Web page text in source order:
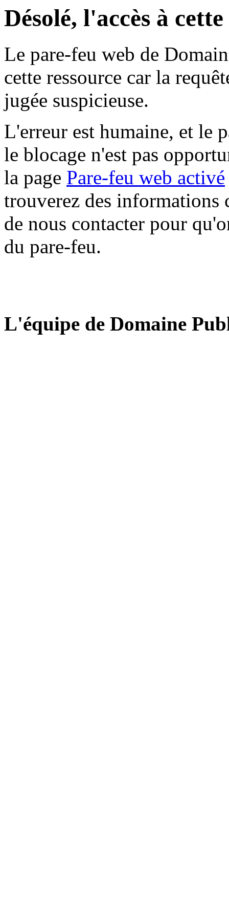
Désolé, l'accès à
Le pare-feu web de
cette ressource car la
jugée suspicieuse.
L'erreur est humaine, et le
le blocage n'est pas
la page Pare-feu web activé
trouverez des informations
de nous contacter pour
du pare-feu.
L'équipe de Domaine